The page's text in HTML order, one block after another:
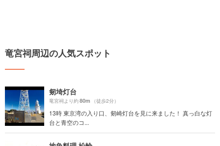
竜宮祠周辺の人気スポット
剱埼灯台
竜宮祠より約80m （徒歩2分）
13時 東京湾の入り口、剱崎灯台を見に来ました！ 真っ白な灯
台と青空のコ...